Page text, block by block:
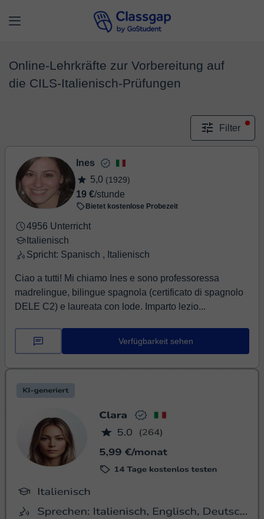
Online-Lehrkräfte zur Vorbereitung auf
die CILS-Italienisch-Prüfungen
Filter
Ines
5,0 (1929)
19 €/stunde
Bietet kostenlose Probezeit
4956 Unterricht
Italienisch
Spricht: Spanisch , Italienisch
Ciao a tutti! Mi chiamo Ines e sono professoressa
madrelingue, bilingue spagnola (certificato di spagnolo
DELE C2) e laureata con lode. Imparto lezio...
Verfügbarkeit sehen